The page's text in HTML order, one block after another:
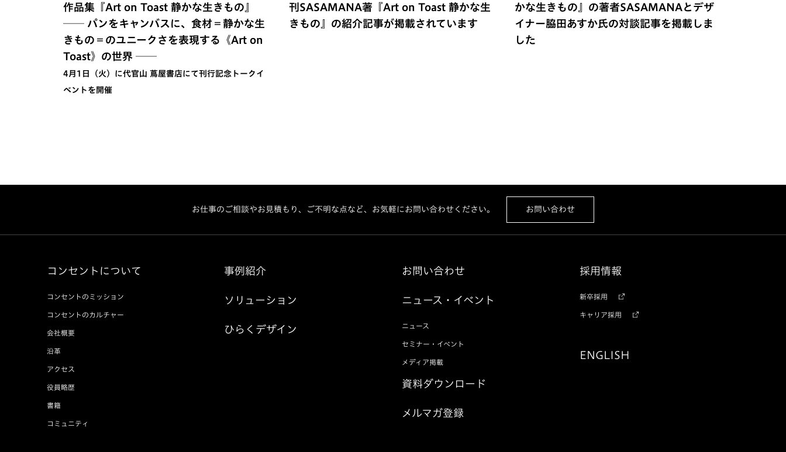
作品集『Art on Toast 静かな生きもの』
── パンをキャンバスに、食材＝静かな生
きもの＝のユニークさを表現する《Art on
Toast》の世界 ──
4月1日（火）に代官山 蔦屋書店にて刊行記念トークイ
ベントを開催
刊SASAMANA著『Art on Toast 静かな生
きもの』の紹介記事が掲載されています
かな生きもの』の著者SASAMANAとデザ
イナー脇田あすか氏の対談記事を掲載しま
した
お仕事のご相談やお見積もり、ご不明な点など、お気軽にお問い合わせください。 お問い合わせ
コンセントについて
コンセントのミッション
コンセントのカルチャー
会社概要
沿革
アクセス
役員略歴
書籍
コミュニティ
事例紹介
ソリューション
ひらくデザイン
お問い合わせ
ニュース・イベント
ニュース
セミナー・イベント
メディア掲載
資料ダウンロード
メルマガ登録
採用情報
新卒採用
キャリア採用
ENGLISH